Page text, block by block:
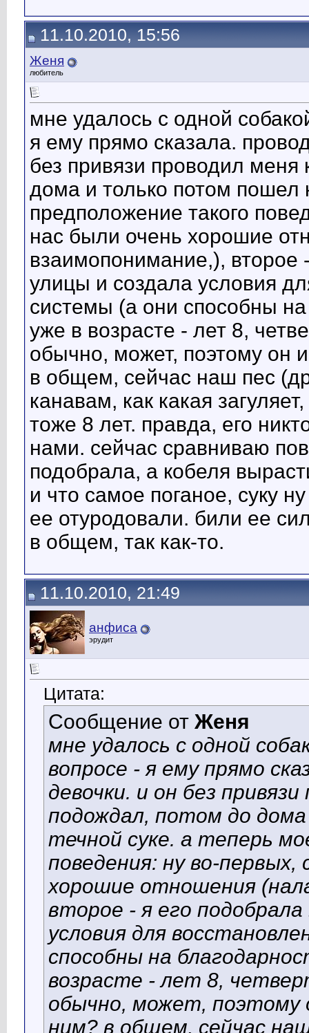
11.10.2010, 15:56
Женя
любитель
мне удалось с одной
я ему прямо сказала.
без привязи проводил
дома и только потом пошел
предположение такого
нас были очень хорошие
взаимопонимание,), второе
улицы и создала условия
системы (а они способны
уже в возрасте - лет 8,
обычно, может, поэтому он
в общем, сейчас наш пес
канавам, как какая
тоже 8 лет. правда, его
нами. сейчас сравниваю
подобрала, а кобеля
и что самое поганое, суку
ее отуродовали. били ее
в общем, так как-то.
11.10.2010, 21:49
анфиса
эрудит
Цитата:
Сообщение от Женя
мне удалось с одной
вопросе - я ему прямо
девочки. и он без
подождал, потом до
течной суке. а теперь
поведения: ну во-первых,
хорошие отношения
второе - я его
условия для
способны на
возрасте - лет 8,
обычно, может, поэтому
ним? в общем, сейчас